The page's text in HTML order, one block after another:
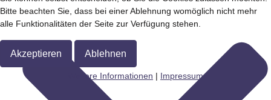
Bitte beachten Sie, dass bei einer Ablehnung womöglich nicht mehr
alle Funktionalitäten der Seite zur Verfügung stehen.
Akzeptieren Ablehnen
Weitere Informationen | Impressum